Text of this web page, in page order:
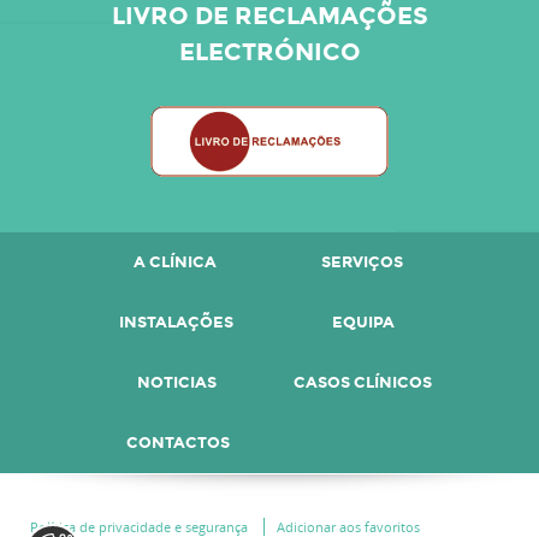
LIVRO DE RECLAMAÇÕES
ELECTRÓNICO
A CLÍNICA SERVIÇOS
INSTALAÇÕES EQUIPA
NOTICIAS CASOS CLÍNICOS
CONTACTOS
Política de privacidade e segurança Adicionar aos favoritos